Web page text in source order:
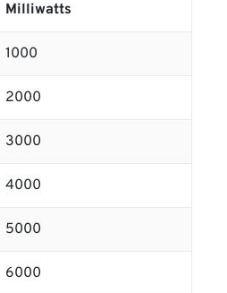
Milliwatts
1000
2000
3000
4000
5000
6000